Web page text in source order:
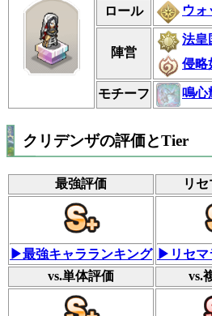
ロール ウォ
陣営
法皇
侵略
モチーフ 鳴心
クリデンザの評価とTier
最強評価 リ
▶最強キャラランキング
▶リセマ
vs.単体評価
vs.